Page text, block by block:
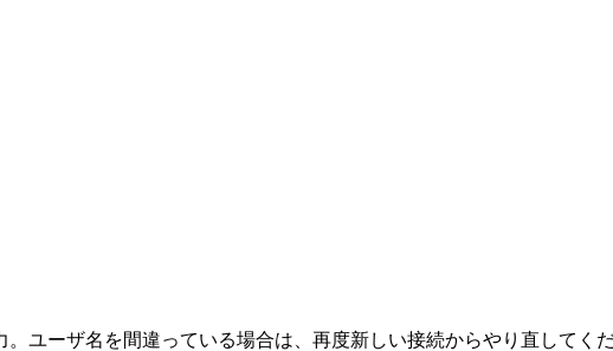
ユーザ名を間違っている場合は、再度新しい接続からやり直してくだ